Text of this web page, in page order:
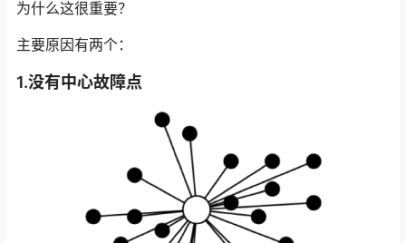
为什么这很重要？
主要原因有两个：
1.没有中心故障点